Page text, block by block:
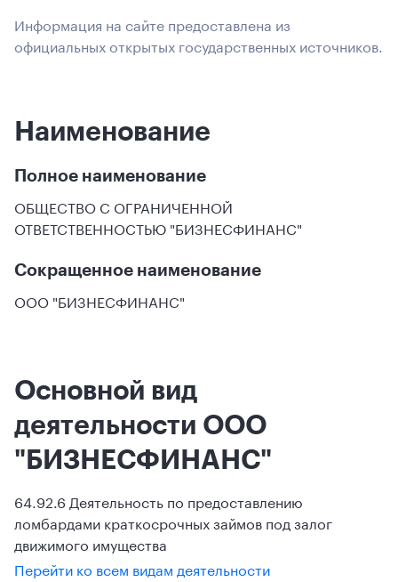
Информация на сайте предоставлена из
официальных открытых государственных источников.
Наименование
Полное наименование
ОБЩЕСТВО С ОГРАНИЧЕННОЙ
ОТВЕТСТВЕННОСТЬЮ "БИЗНЕСФИНАНС"
Сокращенное наименование
ООО "БИЗНЕСФИНАНС"
Основной вид
деятельности ООО
"БИЗНЕСФИНАНС"
64.92.6 Деятельность по предоставлению
ломбардами краткосрочных займов под залог
движимого имущества
Перейти ко всем видам деятельности